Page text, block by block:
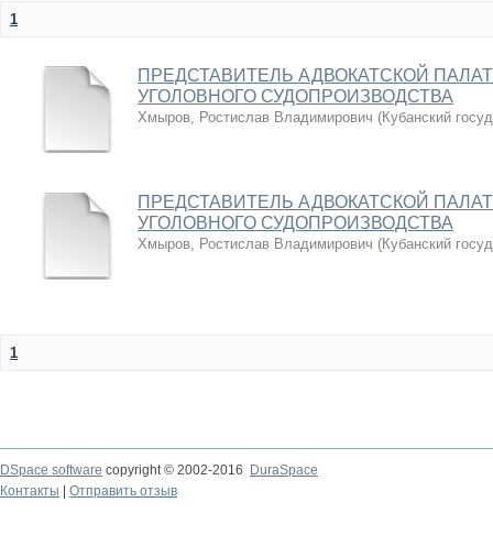
1
ПРЕДСТАВИТЕЛЬ АДВОКАТСКОЙ
УГОЛОВНОГО СУДОПРОИЗВОДСТВА
Хмыров, Ростислав Владимирович (Кубанский
ПРЕДСТАВИТЕЛЬ АДВОКАТСКОЙ
УГОЛОВНОГО СУДОПРОИЗВОДСТВА
Хмыров, Ростислав Владимирович (Кубанский
1
DSpace software copyright © 2002-2016
DuraSpace
Контакты
Отправить отзыв